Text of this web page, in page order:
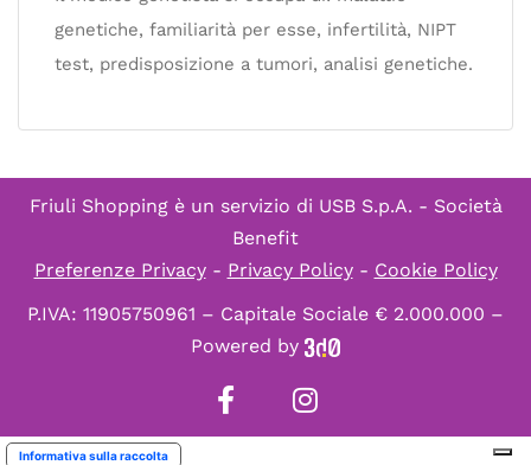
genetiche, familiarità per esse, infertilità, NIPT
test, predisposizione a tumori, analisi genetiche.
Friuli Shopping è un servizio di USB S.p.A. - Società
Benefit
Preferenze Privacy- Privacy Policy- Cookie Policy
P.IVA: 11905750961 – Capitale Sociale € 2.000.000 –
Powered by
Informativa sulla raccolta